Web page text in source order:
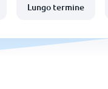
Lungo termine